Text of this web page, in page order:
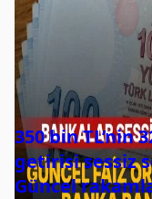
350 bin TL’nin
getirisi sessiz
Güncel